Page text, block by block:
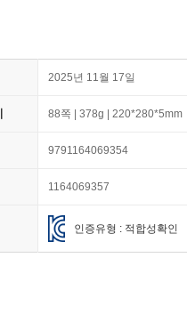
2025년 11월 17일
88쪽 | 378g | 220*280*5mm
9791164069354
1164069357
인증유형 : 적합성확인